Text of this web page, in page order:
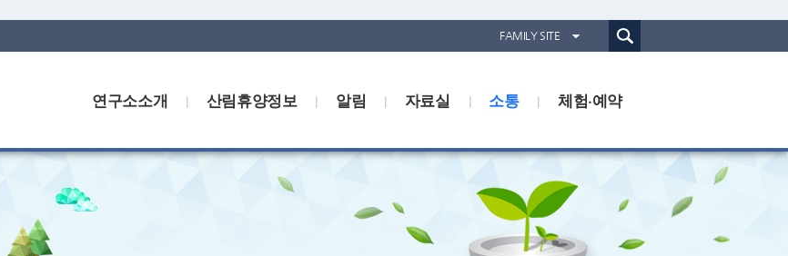
FAMILY SITE
경기도동물위생시험소
경기해양수산자원연구소
통합검색(웹)
체험·예약
소통
자료실
알림
산림휴양정보
연구소소개